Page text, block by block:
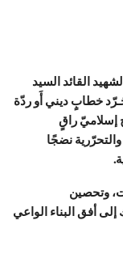
القائد السيد
خطابٍ ديني أَو ردّة
إسلاميّ راقٍ
نضجًا
وتحصين
أفق البناء الواعي